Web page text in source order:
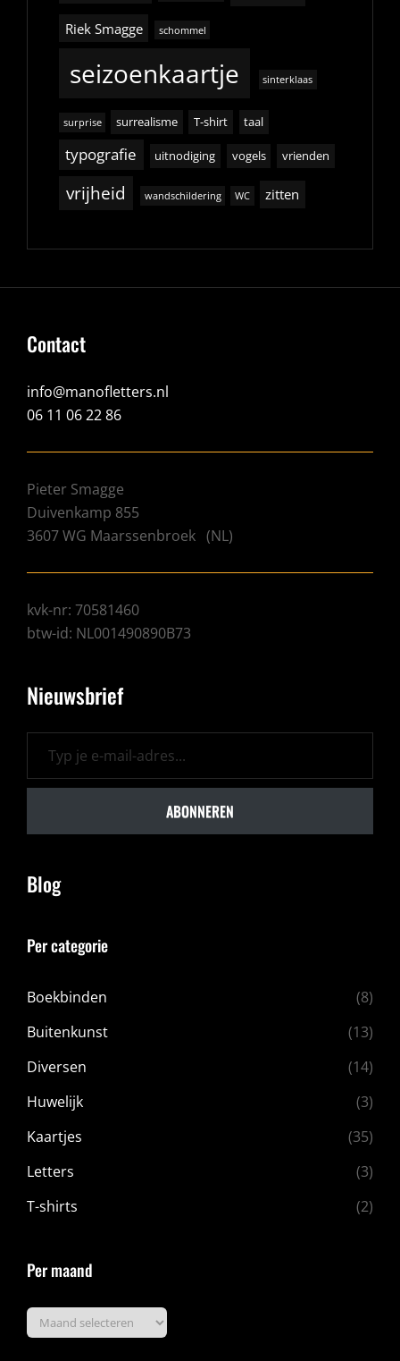
Riek Smagge schommel
seizoenkaartje sinterklaas
surprise surrealisme T-shirt taal
typografie uitnodiging vogels vrienden
vrijheid wandschildering WC zitten
Contact
info@manofletters.nl
06 11 06 22 86
Pieter Smagge
Duivenkamp 855
3607 WG Maarssenbroek (NL)
kvk-nr: 70581460
btw-id: NL001490890B73
Nieuwsbrief
Typ je e-mail-adres...
ABONNEREN
Blog
Per categorie
Boekbinden
(8)
Buitenkunst
(13)
Diversen
(14)
Huwelijk
(3)
Kaartjes
(35)
Letters
(3)
T-shirts
(2)
Per maand
Per
maand